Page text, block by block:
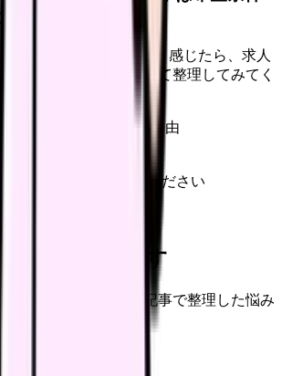
を見比べられます。
までいいのかな...」そう感じたら、求人
確認したい不安を分けて整理してみてく
退会自由
探す
最新情報を確認してください
求人
護師求人を探す
ブランクなど、この記事で整理した悩み
ます。